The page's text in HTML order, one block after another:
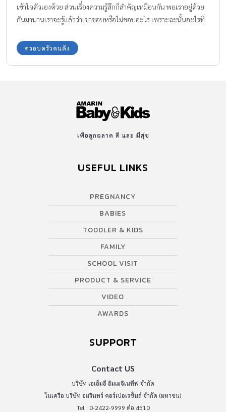
เข้าใจตัวเองด้วย ส่วนเรื่องความรู้สึกก็สำคัญเหมือนกัน พอเราอยู่ด้วย
กันมานานเราจะรู้แล้วว่าเขาชอบหรือไม่ชอบอะไร เพราะฉะนั้นอะไรที่
ครอบครัวคนดัง
เพื่อลูกฉลาด ดี และ มีสุข
USEFUL LINKS
PREGNANCY
BABIES
TODDLER & KIDS
FAMILY
SCHOOL VISIT
PRODUCT & SERVICE
VIDEO
AWARDS
SUPPORT
Contact US
บริษัท เอเอ็มอี อิมเมจิเนทีฟ จำกัด
ในเครือ บริษัท อมรินทร์ คอร์เปอเรชั่นส์ จำกัด (มหาชน)
Tel : 0-2422-9999 ต่อ 4510